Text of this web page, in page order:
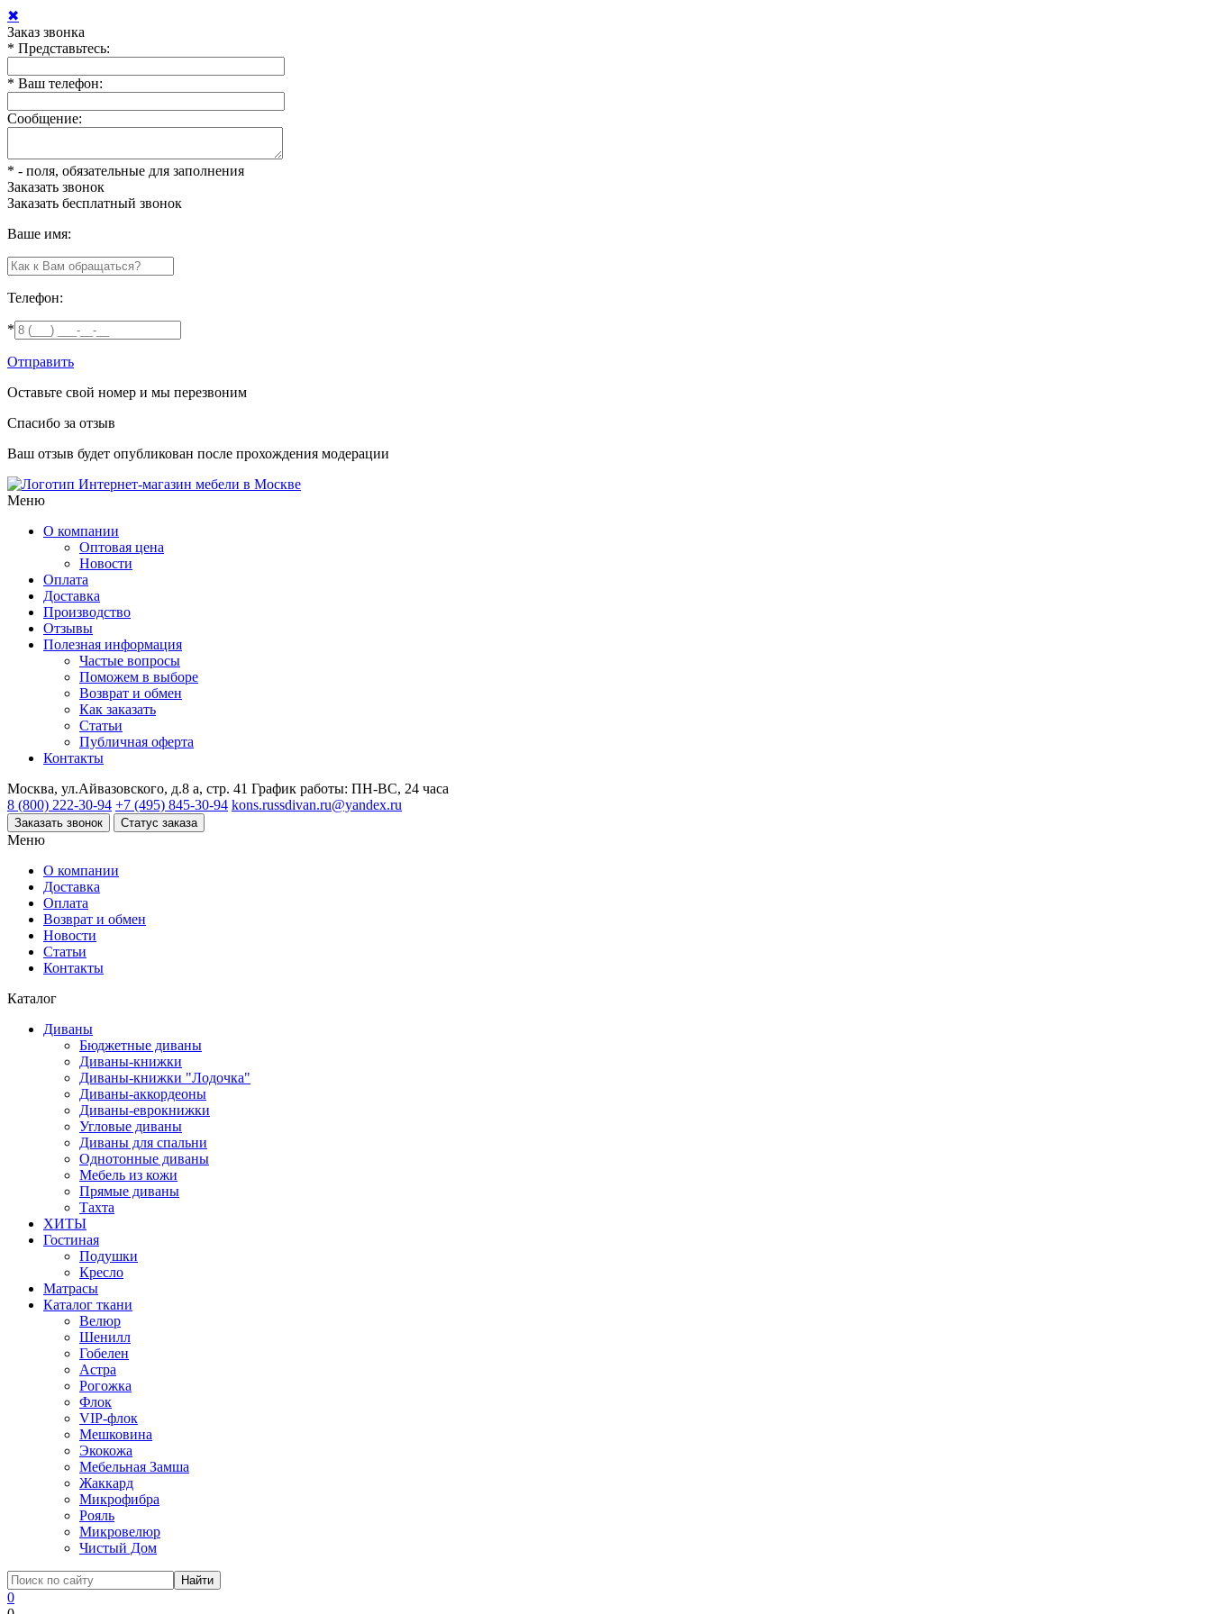
✖
Заказ звонка
* Представьтесь:
* Ваш телефон:
Сообщение:
* - поля, обязательные для заполнения
Заказать звонок
Заказать бесплатный звонок
Ваше имя:
Телефон:
*
Отправить
Оставьте свой номер и мы перезвоним
Спасибо за отзыв
Ваш отзыв будет опубликован после прохождения модерации
Интернет-магазин мебели в Москве
Меню
О компании
Оптовая цена
Новости
Оплата
Доставка
Производство
Отзывы
Полезная информация
Частые вопросы
Поможем в выборе
Возврат и обмен
Как заказать
Статьи
Публичная оферта
Контакты
Москва, ул.Айвазовского, д.8 а, стр. 41 График работы: ПН-ВС, 24 часа
8 (800) 222-30-94 +7 (495) 845-30-94 kons.russdivan.ru@yandex.ru
Заказать звонок Статус заказа
Меню
О компании
Доставка
Оплата
Возврат и обмен
Новости
Статьи
Контакты
Каталог
Диваны
Бюджетные диваны
Диваны-книжки
Диваны-книжки "Лодочка"
Диваны-аккордеоны
Диваны-еврокнижки
Угловые диваны
Диваны для спальни
Однотонные диваны
Мебель из кожи
Прямые диваны
Тахта
ХИТЫ
Гостиная
Подушки
Кресло
Матрасы
Каталог ткани
Велюр
Шенилл
Гобелен
Астра
Рогожка
Флок
VIP-флок
Мешковина
Экокожа
Мебельная Замша
Жаккард
Микрофибра
Рояль
Микровелюр
Чистый Дом
0